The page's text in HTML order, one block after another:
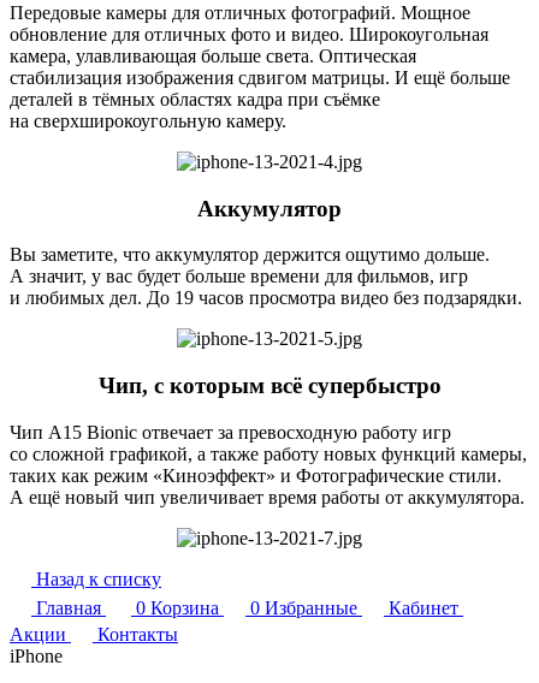
Передовые камеры для отличных фотографий. Мощное
обновление для отличных фото и видео. Широкоугольная
камера, улавливающая больше света. Оптическая
стабилизация изображения сдвигом матрицы. И ещё больше
деталей в тёмных областях кадра при съёмке
на сверхширокоугольную камеру.
Аккумулятор
Вы заметите, что аккумулятор держится ощутимо дольше.
А значит, у вас будет больше времени для фильмов, игр
и любимых дел. До 19 часов просмотра видео без подзарядки.
Чип, с которым всё супербыстро
Чип A15 Bionic отвечает за превосходную работу игр
со сложной графикой, а также работу новых функций камеры,
таких как режим «Киноэффект» и Фотогра­фические стили.
А ещё новый чип увеличивает время работы от аккумулятора.
Назад к списку
Главная
0 Корзина 0 Избранные
Кабинет
Акции
Контакты
iPhone